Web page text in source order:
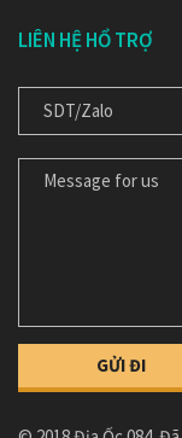
LIÊN HỆ HỔ TRỢ
ĐT/ ZALO
MESSAGE FOR US/